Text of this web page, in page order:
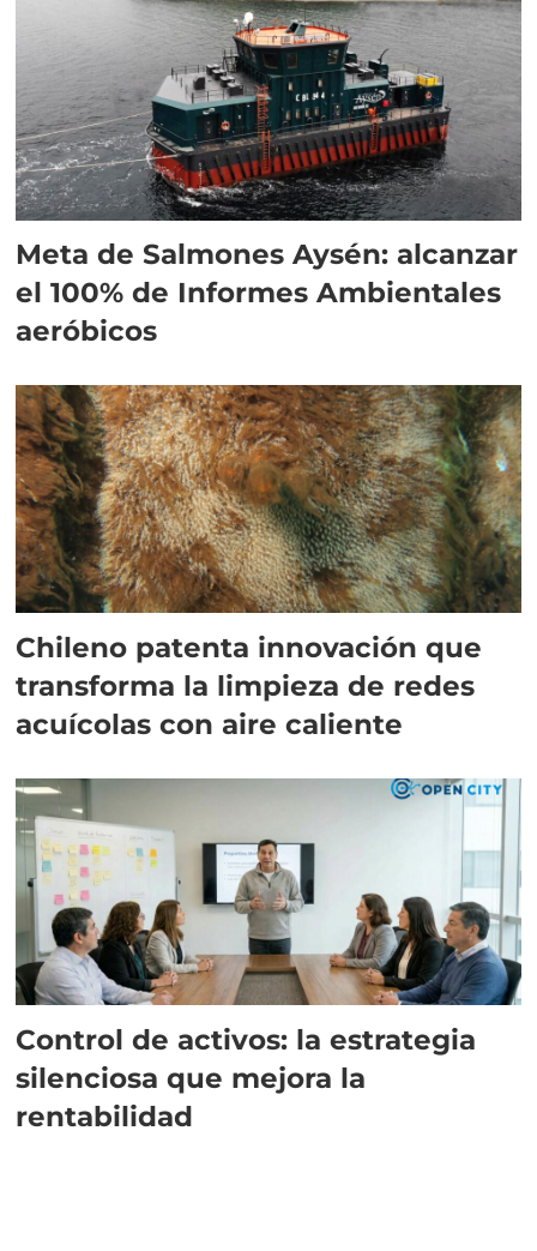
Meta de Salmones Aysén: alcanzar
el 100% de Informes Ambientales
aeróbicos
Chileno patenta innovación que
transforma la limpieza de redes
acuícolas con aire caliente
Control de activos: la estrategia
silenciosa que mejora la
rentabilidad